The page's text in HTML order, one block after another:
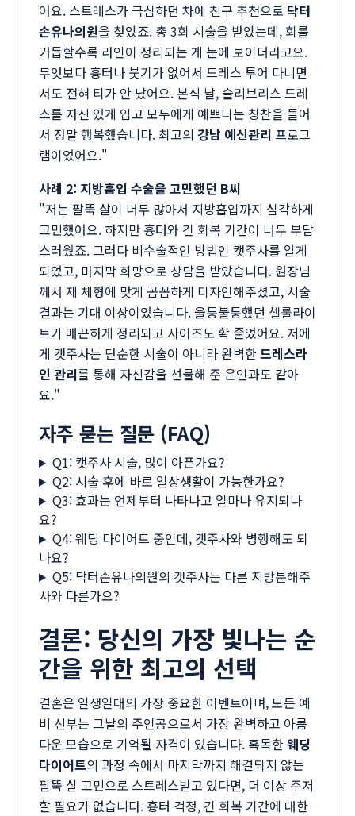
어요. 스트레스가 극심하던 차에 친구 추천으로 닥터
손유나의원을 찾았죠. 총 3회 시술을 받았는데, 회를
거듭할수록 라인이 정리되는 게 눈에 보이더라고요.
무엇보다 흉터나 붓기가 없어서 드레스 투어 다니면
서도 전혀 티가 안 났어요. 본식 날, 슬리브리스 드레
스를 자신 있게 입고 모두에게 예쁘다는 칭찬을 들어
서 정말 행복했습니다. 최고의 강남 예신관리 프로그
램이었어요."
사례 2: 지방흡입 수술을 고민했던 B씨
"저는 팔뚝 살이 너무 많아서 지방흡입까지 심각하게
고민했어요. 하지만 흉터와 긴 회복 기간이 너무 부담
스러웠죠. 그러다 비수술적인 방법인 캣주사를 알게
되었고, 마지막 희망으로 상담을 받았습니다. 원장님
께서 제 체형에 맞게 꼼꼼하게 디자인해주셨고, 시술
결과는 기대 이상이었습니다. 울퉁불퉁했던 셀룰라이
트가 매끈하게 정리되고 사이즈도 확 줄었어요. 저에
게 캣주사는 단순한 시술이 아니라 완벽한드레스라
인 관리를 통해 자신감을 선물해 준 은인과도 같아
요."
자주 묻는 질문 (FAQ)
Q1: 캣주사 시술, 많이 아픈가요?
Q2: 시술 후에 바로 일상생활이 가능한가요?
Q3: 효과는 언제부터 나타나고 얼마나 유지되나
요?
Q4: 웨딩 다이어트 중인데, 캣주사와 병행해도 되
나요?
Q5: 닥터손유나의원의 캣주사는 다른 지방분해주
사와 다른가요?
결론: 당신의 가장 빛나는 순
간을 위한 최고의 선택
결혼은 일생일대의 가장 중요한 이벤트이며, 모든 예
비 신부는 그날의 주인공으로서 가장 완벽하고 아름
다운 모습으로 기억될 자격이 있습니다. 혹독한웨딩
다이어트의 과정 속에서 마지막까지 해결되지 않는
팔뚝 살 고민으로 스트레스받고 있다면, 더 이상 주저
할 필요가 없습니다. 흉터 걱정, 긴 회복 기간에 대한